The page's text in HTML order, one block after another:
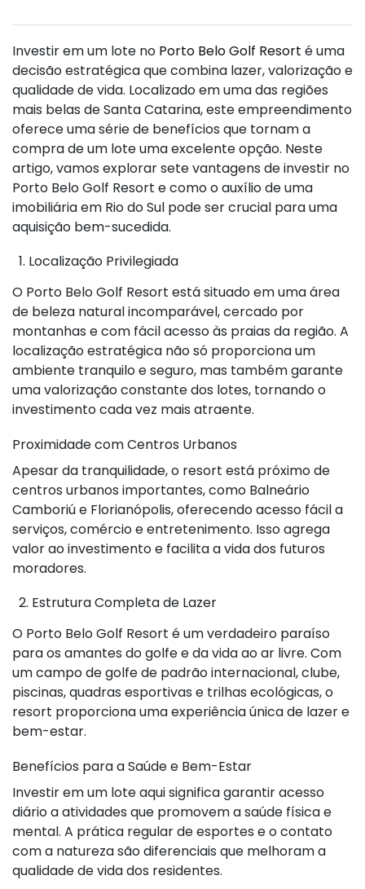
Investir em um lote no Porto Belo Golf Resort é uma
decisão estratégica que combina lazer, valorização e
qualidade de vida. Localizado em uma das regiões
mais belas de Santa Catarina, este empreendimento
oferece uma série de benefícios que tornam a
compra de um lote uma excelente opção. Neste
artigo, vamos explorar sete vantagens de investir no
Porto Belo Golf Resort e como o auxílio de uma
imobiliária em Rio do Sul pode ser crucial para uma
aquisição bem-sucedida.
1. Localização Privilegiada
O Porto Belo Golf Resort está situado em uma área
de beleza natural incomparável, cercado por
montanhas e com fácil acesso às praias da região. A
localização estratégica não só proporciona um
ambiente tranquilo e seguro, mas também garante
uma valorização constante dos lotes, tornando o
investimento cada vez mais atraente.
Proximidade com Centros Urbanos
Apesar da tranquilidade, o resort está próximo de
centros urbanos importantes, como Balneário
Camboriú e Florianópolis, oferecendo acesso fácil a
serviços, comércio e entretenimento. Isso agrega
valor ao investimento e facilita a vida dos futuros
moradores.
2. Estrutura Completa de Lazer
O Porto Belo Golf Resort é um verdadeiro paraíso
para os amantes do golfe e da vida ao ar livre. Com
um campo de golfe de padrão internacional, clube,
piscinas, quadras esportivas e trilhas ecológicas, o
resort proporciona uma experiência única de lazer e
bem-estar.
Benefícios para a Saúde e Bem-Estar
Investir em um lote aqui significa garantir acesso
diário a atividades que promovem a saúde física e
mental. A prática regular de esportes e o contato
com a natureza são diferenciais que melhoram a
qualidade de vida dos residentes.